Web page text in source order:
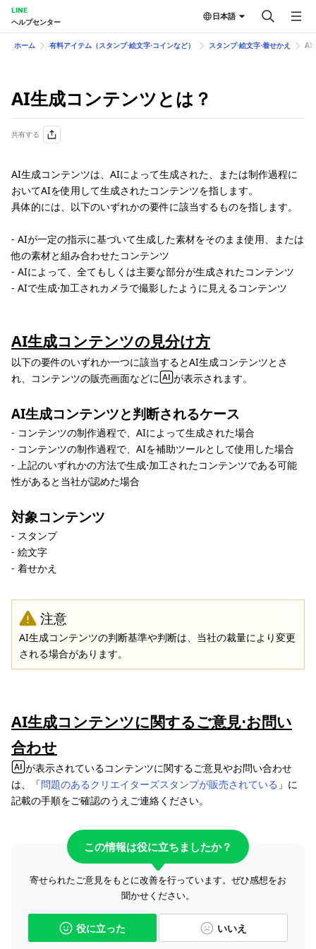
LINE
ヘルプセンター
日本語
ホーム 有料アイテム（スタンプ⋅絵文字⋅コインなど） スタンプ⋅絵文字⋅着せかえ AI
AI生成コンテンツとは？
共有する
AI生成コンテンツは、AIによって生成された、または制作過程に
おいてAIを使用して生成されたコンテンツを指します。
具体的には、以下のいずれかの要件に該当するものを指します。
- AIが一定の指示に基づいて生成した素材をそのまま使用、または
他の素材と組み合わせたコンテンツ
- AIによって、全てもしくは主要な部分が生成されたコンテンツ
- AIで生成⋅加工されカメラで撮影したように見えるコンテンツ
AI生成コンテンツの見分け方
以下の要件のいずれか一つに該当するとAI生成コンテンツとさ
れ、コンテンツの販売画面などに
が表示されます。
AI生成コンテンツと判断されるケース
- コンテンツの制作過程で、AIによって生成された場合
- コンテンツの制作過程で、AIを補助ツールとして使用した場合
- 上記のいずれかの方法で生成⋅加工されたコンテンツである可能
性があると当社が認めた場合
対象コンテンツ
- スタンプ
- 絵文字
- 着せかえ
注意
AI生成コンテンツの判断基準や判断は、当社の裁量により変更
される場合があります。
AI生成コンテンツに関するご意見⋅お問い
合わせ
が表示されているコンテンツに関するご意見やお問い合わせ
は、「問題のあるクリエイターズスタンプが販売されている 」に
記載の手順をご確認のうえご連絡ください。
この情報は役に立ちましたか？
寄せられたご意見をもとに改善を行っています。ぜひ感想をお
聞かせください。
役に立った いいえ